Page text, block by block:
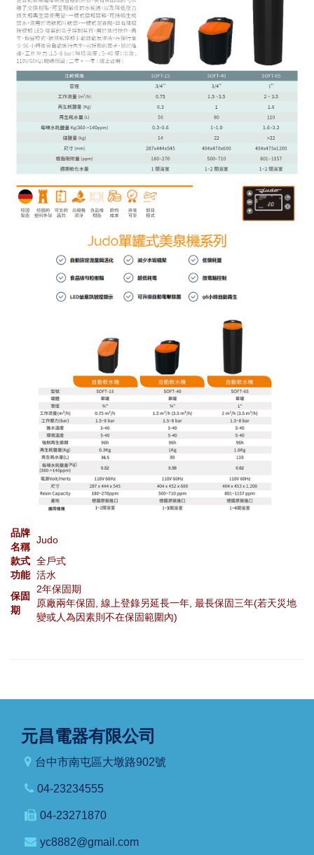
品牌
名稱
Judo
款式 全戶式
功能 活水
保固
期
2年保固期
原廠兩年保固, 線上登錄另延長一年, 最長保固三年(若天災地
變或人為因素則不在保固範圍內)
元昌電器有限公司
台中市南屯區大墩路902號
04-23234555
04-23271870
yc8882@gmail.com